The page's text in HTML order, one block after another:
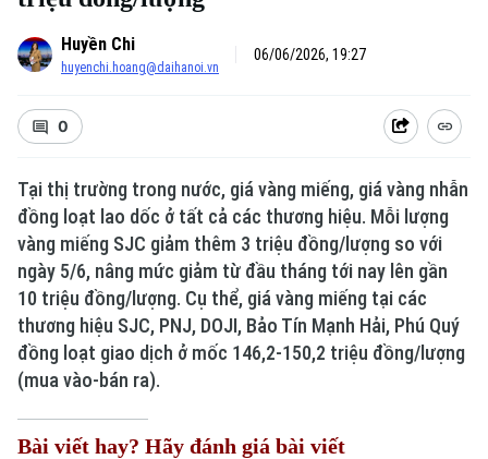
Huyền Chi
huyenchi.hoang@daihanoi.vn
06/06/2026, 19:27
0
Tại thị trường trong nước, giá vàng miếng, giá vàng nhẫn
đồng loạt lao dốc ở tất cả các thương hiệu. Mỗi lượng
vàng miếng SJC giảm thêm 3 triệu đồng/lượng so với
ngày 5/6, nâng mức giảm từ đầu tháng tới nay lên gần
10 triệu đồng/lượng. Cụ thể, giá vàng miếng tại các
thương hiệu SJC, PNJ, DOJI, Bảo Tín Mạnh Hải, Phú Quý
đồng loạt giao dịch ở mốc 146,2-150,2 triệu đồng/lượng
(mua vào-bán ra).
Bài viết hay? Hãy đánh giá bài viết